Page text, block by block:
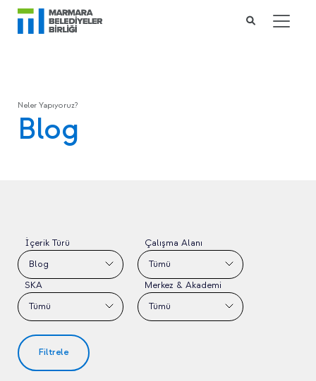
Neler Yapıyoruz?
Blog
İçerik Türü
Blog
Çalışma Alanı
Tümü
SKA
Tümü
Merkez & Akademi
Tümü
Filtrele